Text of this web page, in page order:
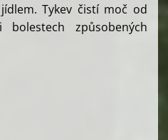
Tykev čistí moč od
způsobených